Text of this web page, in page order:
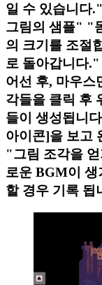
일 수 있습니다
그림의 샘플" "
의 크기를 조절
로 돌아갑니다
어선 후, 마우스
각들을 클릭 후
들이 생성됩니
아이콘]을 보고
"그림 조각을
로운 BGM이
할 경우 기록 됩